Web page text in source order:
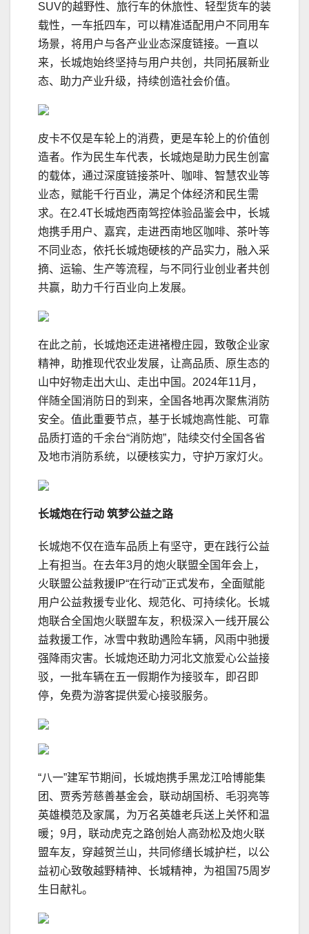
SUV的越野性、旅行车的休旅性、轻型货车的装
载性，一车抵四车，可以精准适配用户不同用车
场景，将用户与各产业业态深度链接。一直以
来，长城炮始终坚持与用户共创，共同拓展新业
态、助力产业升级，持续创造社会价值。
皮卡不仅是车轮上的消费，更是车轮上的价值创
造者。作为民生车代表，长城炮是助力民生创富
的载体，通过深度链接茶叶、咖啡、智慧农业等
业态，赋能千行百业，满足个体经济和民生需
求。在2.4T长城炮西南驾控体验品鉴会中，长城
炮携手用户、嘉宾，走进西南地区咖啡、茶叶等
不同业态，依托长城炮硬核的产品实力，融入采
摘、运输、生产等流程，与不同行业创业者共创
共赢，助力千行百业向上发展。
在此之前，长城炮还走进褚橙庄园，致敬企业家
精神，助推现代农业发展，让高品质、原生态的
山中好物走出大山、走出中国。2024年11月，
伴随全国消防日的到来，全国各地再次聚焦消防
安全。值此重要节点，基于长城炮高性能、可靠
品质打造的千余台“消防炮”，陆续交付全国各省
及地市消防系统，以硬核实力，守护万家灯火。
长城炮在行动 筑梦公益之路
长城炮不仅在造车品质上有坚守，更在践行公益
上有担当。在去年3月的炮火联盟全国年会上，
火联盟公益救援IP“在行动”正式发布，全面赋能
用户公益救援专业化、规范化、可持续化。长城
炮联合全国炮火联盟车友，积极深入一线开展公
益救援工作，冰雪中救助遇险车辆，风雨中驰援
强降雨灾害。长城炮还助力河北文旅爱心公益接
驳，一批车辆在五一假期作为接驳车，即召即
停，免费为游客提供爱心接驳服务。
“八一”建军节期间，长城炮携手黑龙江哈博能集
团、贾秀芳慈善基金会，联动胡国桥、毛羽亮等
英雄模范及家属，为万名英雄老兵送上关怀和温
暖；9月，联动虎克之路创始人高劲松及炮火联
盟车友，穿越贺兰山，共同修缮长城护栏，以公
益初心致敬越野精神、长城精神，为祖国75周岁
生日献礼。